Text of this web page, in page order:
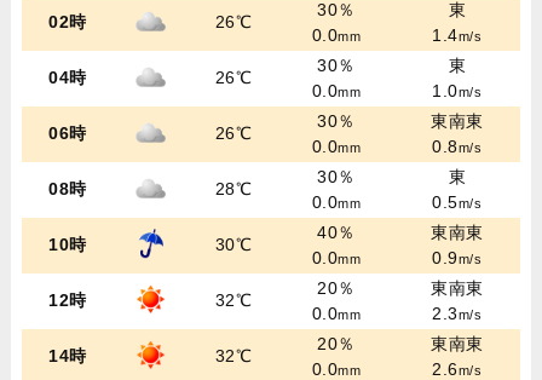
02時 26℃
30％
0.0mm
東
1.4m/s
04時 26℃
30％
0.0mm
東
1.0m/s
06時 26℃
30％
0.0mm
東南東
0.8m/s
08時 28℃
30％
0.0mm
東
0.5m/s
10時 30℃
40％
0.0mm
東南東
0.9m/s
12時 32℃
20％
0.0mm
東南東
2.3m/s
14時 32℃
20％
0.0mm
東南東
2.6m/s